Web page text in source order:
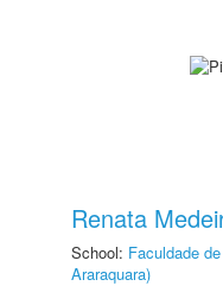
Renata
School: Faculdade
Araraquara)